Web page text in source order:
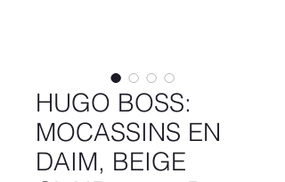
HUGO BOSS:
MOCASSINS EN
DAIM, BEIGE